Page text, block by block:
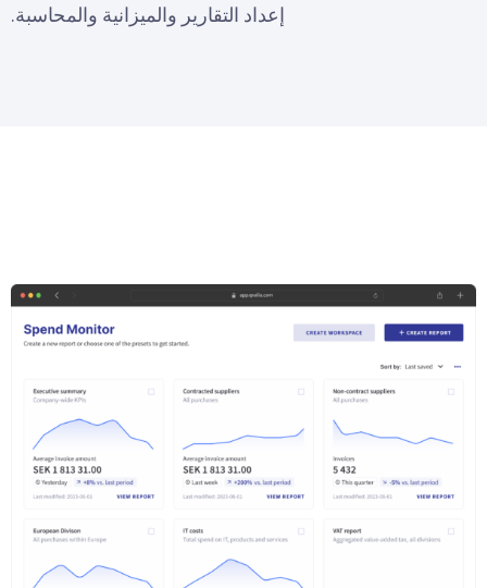
إعداد التقارير والميزانية والمحاسبة.